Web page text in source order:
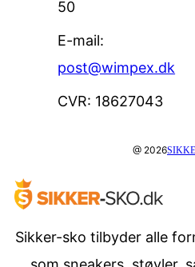
50
E-mail:
post@wimpex.dk
CVR: 18627043
@ 2026
Sikker-sko tilbyder alle